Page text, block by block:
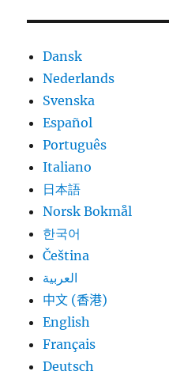
Dansk
Nederlands
Svenska
Español
Português
Italiano
日本語
Norsk Bokmål
한국어
Čeština
العربية
中文 (香港)
English
Français
Deutsch